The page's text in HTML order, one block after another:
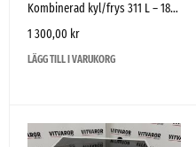
Kombinerad kyl/frys 311 L – 180
cm – Vit
1 300,00 kr
LÄGG TILL I VARUKORG